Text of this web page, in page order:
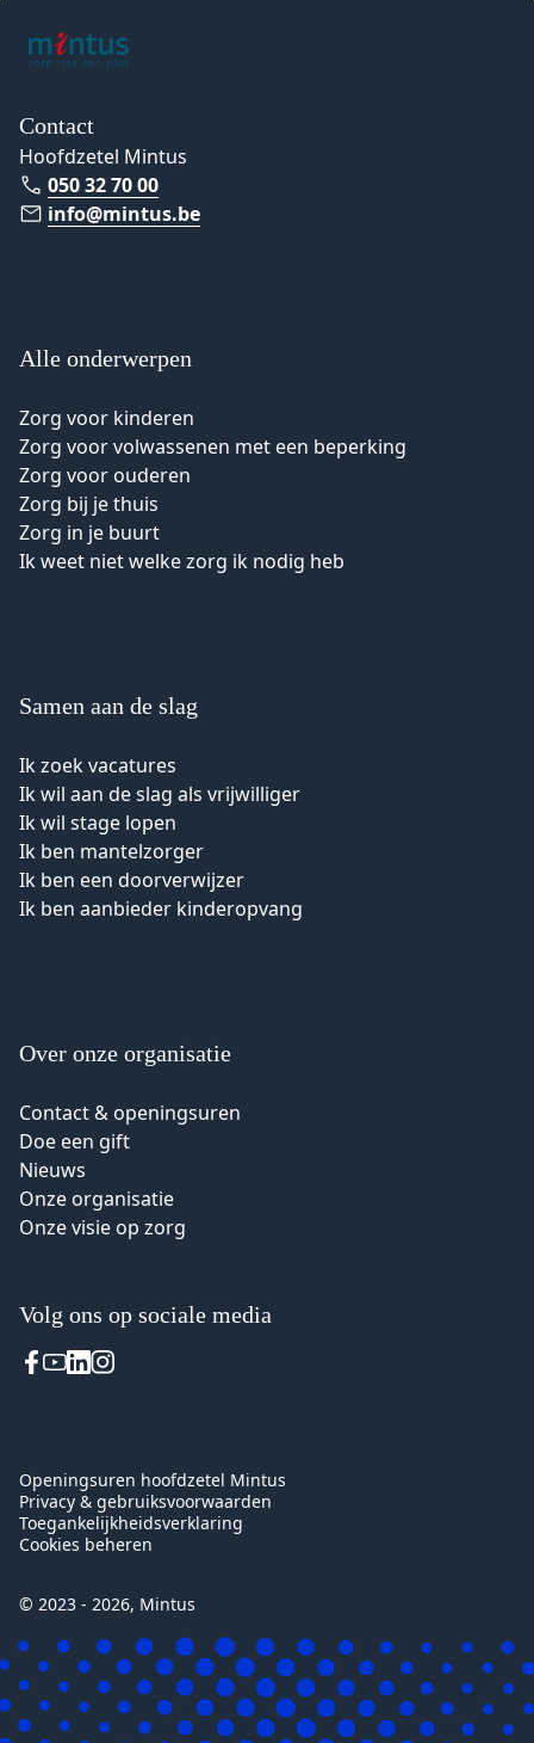
Contact
Hoofdzetel Mintus
050 32 70 00
info@mintus.be
Alle onderwerpen
Zorg voor kinderen
Zorg voor volwassenen met een beperking
Zorg voor ouderen
Zorg bij je thuis
Zorg in je buurt
Ik weet niet welke zorg ik nodig heb
Samen aan de slag
Ik zoek vacatures
Ik wil aan de slag als vrijwilliger
Ik wil stage lopen
Ik ben mantelzorger
Ik ben een doorverwijzer
Ik ben aanbieder kinderopvang
Over onze organisatie
Contact & openingsuren
Doe een gift
Nieuws
Onze organisatie
Onze visie op zorg
Volg ons op sociale media
Voet
Openingsuren hoofdzetel Mintus
Privacy & gebruiksvoorwaarden
Toegankelijkheidsverklaring
Cookies beheren
© 2023 - 2026, Mintus